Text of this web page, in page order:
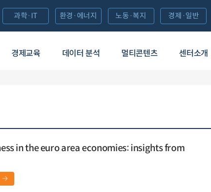
경제교육 데이터 분석 멀티콘텐츠 센터소개
과학·IT 환경·에너지 노동·복지 경제·일반
in the euro area economies: insights from